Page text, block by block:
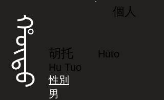
ᡥᡡᡨᠣ
個人
胡托
Hūto
Hu Tuo
性別
男